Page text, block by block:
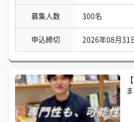
募集人数 300名
申込締切 2026年08月31